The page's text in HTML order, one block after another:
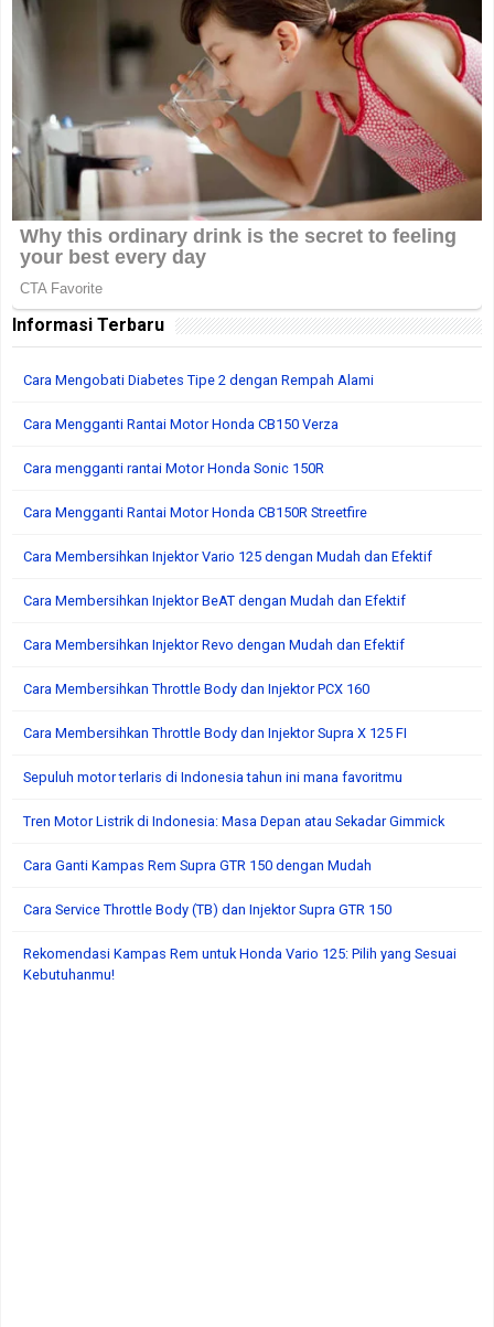
Informasi Terbaru
Cara Mengobati Diabetes Tipe 2 dengan Rempah Alami
Cara Mengganti Rantai Motor Honda CB150 Verza
Cara mengganti rantai Motor Honda Sonic 150R
Cara Mengganti Rantai Motor Honda CB150R Streetfire
Cara Membersihkan Injektor Vario 125 dengan Mudah dan Efektif
Cara Membersihkan Injektor BeAT dengan Mudah dan Efektif
Cara Membersihkan Injektor Revo dengan Mudah dan Efektif
Cara Membersihkan Throttle Body dan Injektor PCX 160
Cara Membersihkan Throttle Body dan Injektor Supra X 125 FI
Sepuluh motor terlaris di Indonesia tahun ini mana favoritmu
Tren Motor Listrik di Indonesia: Masa Depan atau Sekadar Gimmick
Cara Ganti Kampas Rem Supra GTR 150 dengan Mudah
Cara Service Throttle Body (TB) dan Injektor Supra GTR 150
Rekomendasi Kampas Rem untuk Honda Vario 125: Pilih yang Sesuai
Kebutuhanmu!